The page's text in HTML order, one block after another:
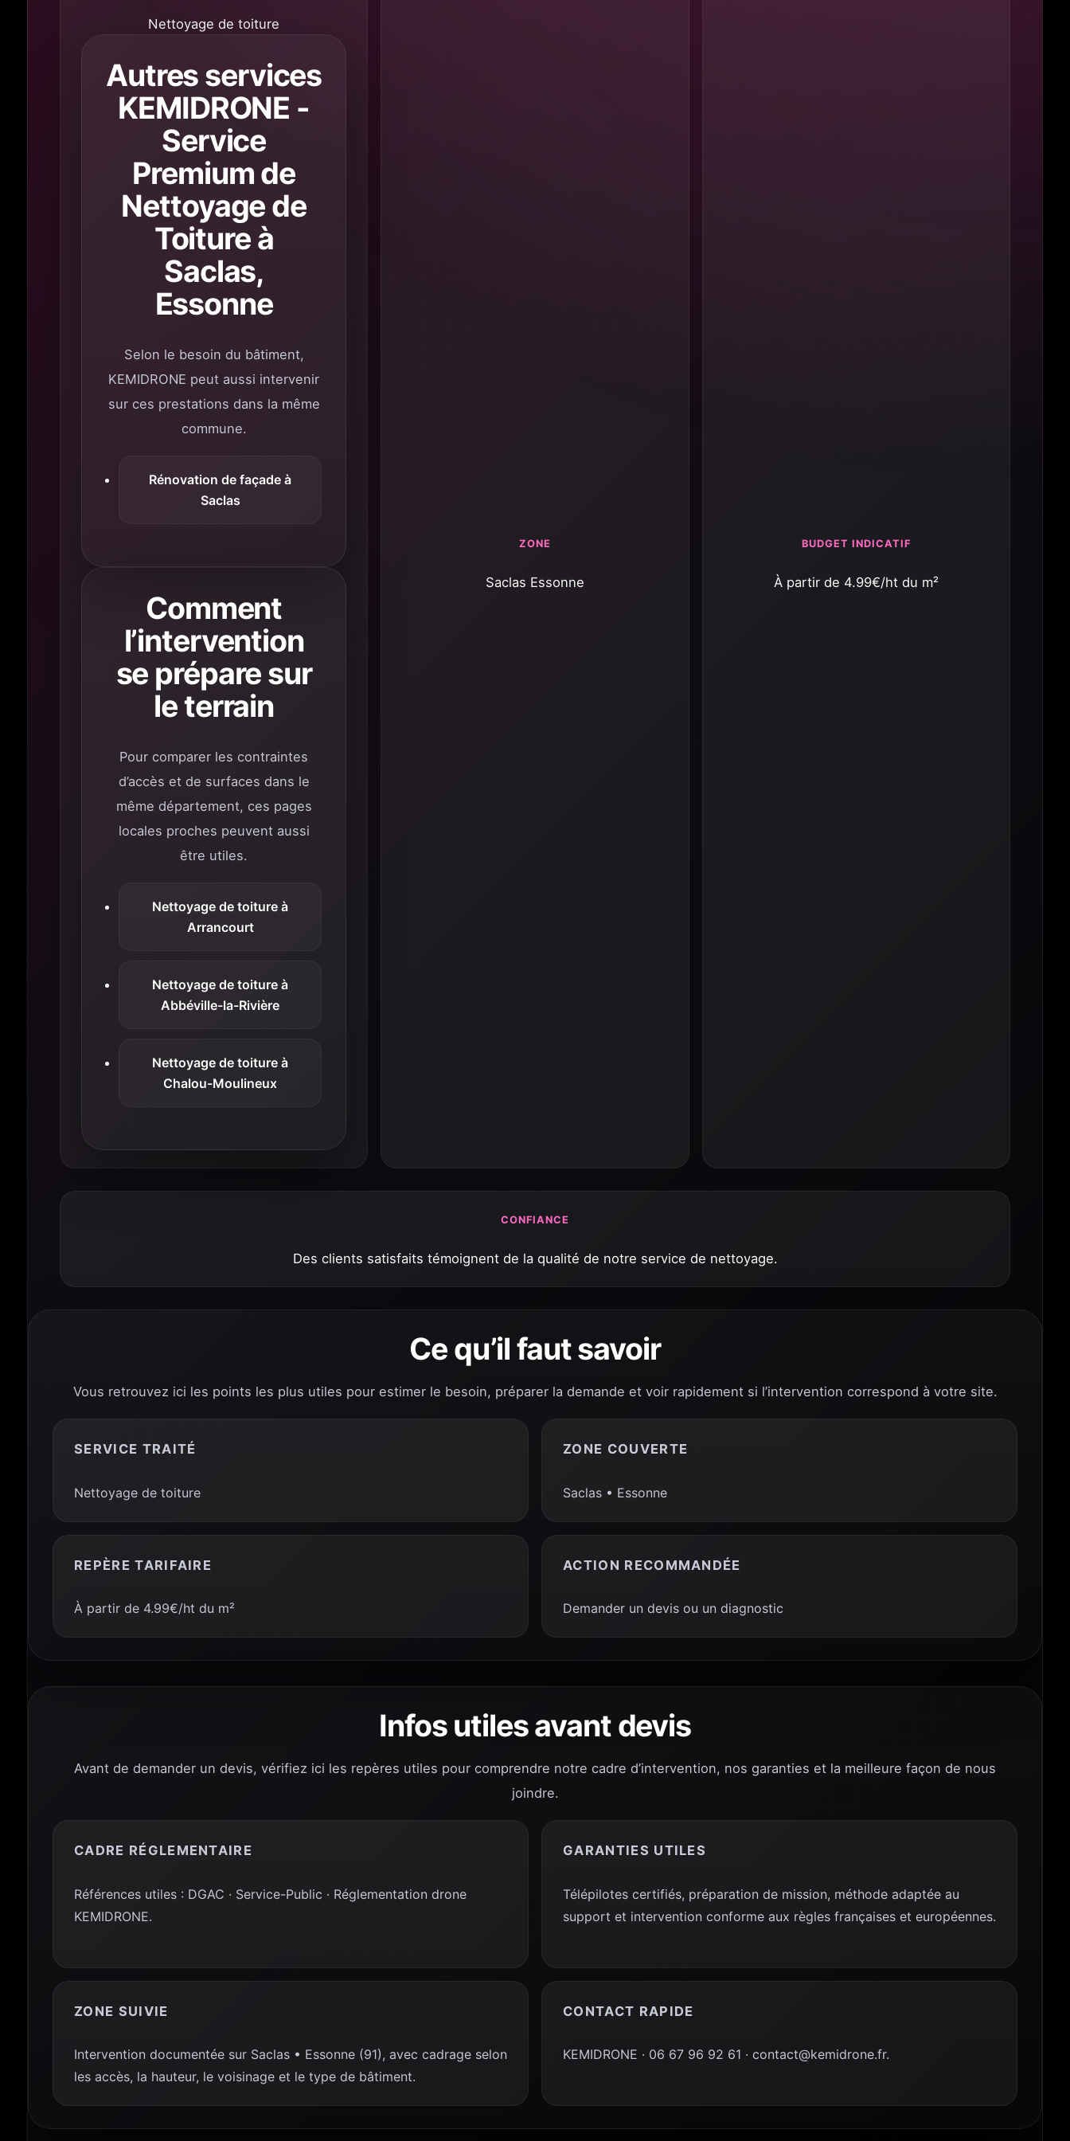
Nettoyage de toiture
Autres services
KEMIDRONE -
Service
Premium de
Nettoyage de
Toiture à
Saclas,
Essonne
Selon le besoin du bâtiment,
KEMIDRONE peut aussi intervenir
sur ces prestations dans la même
commune.
Rénovation de façade à
Saclas
Comment
l’intervention
se prépare sur
le terrain
Pour comparer les contraintes
d’accès et de surfaces dans le
même département, ces pages
locales proches peuvent aussi
être utiles.
Nettoyage de toiture à
Arrancourt
Nettoyage de toiture à
Abbéville-la-Rivière
Nettoyage de toiture à
Chalou-Moulineux
ZONE
Saclas Essonne
BUDGET INDICATIF
À partir de 4.99€/ht du m²
CONFIANCE
Des clients satisfaits témoignent de la qualité de notre service de nettoyage.
Ce qu’il faut savoir
Vous retrouvez ici les points les plus utiles pour estimer le besoin, préparer la demande et voir rapidement si l’intervention correspond à votre site.
SERVICE TRAITÉ
Nettoyage de toiture
ZONE COUVERTE
Saclas • Essonne
REPÈRE TARIFAIRE
À partir de 4.99€/ht du m²
ACTION RECOMMANDÉE
Demander un devis ou un diagnostic
Infos utiles avant devis
Avant de demander un devis, vérifiez ici les repères utiles pour comprendre notre cadre d’intervention, nos garanties et la meilleure façon de nous
joindre.
CADRE RÉGLEMENTAIRE
Références utiles : DGAC · Service-Public · Réglementation drone
KEMIDRONE.
GARANTIES UTILES
Télépilotes certifiés, préparation de mission, méthode adaptée au
support et intervention conforme aux règles françaises et européennes.
ZONE SUIVIE
Intervention documentée sur Saclas • Essonne (91), avec cadrage selon
les accès, la hauteur, le voisinage et le type de bâtiment.
CONTACT RAPIDE
KEMIDRONE · 06 67 96 92 61 · contact@kemidrone.fr.